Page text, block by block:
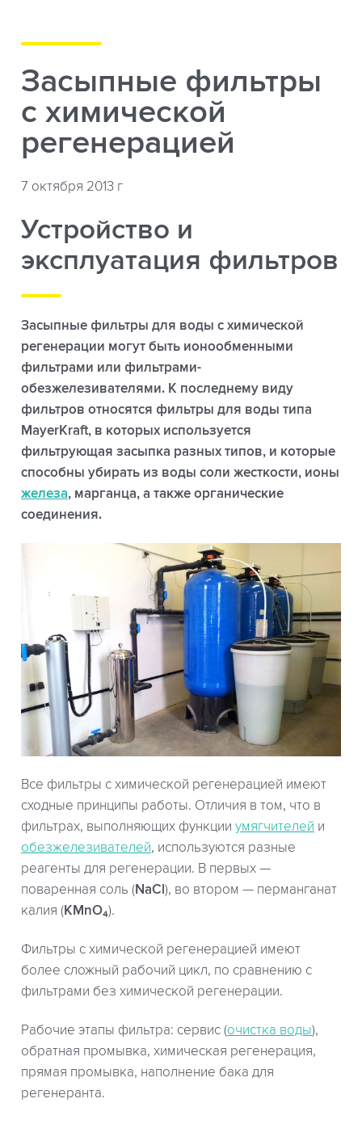
Засыпные фильтры
с химической
регенерацией
7 октября 2013 г
Устройство и
эксплуатация фильтров
Засыпные фильтры для воды с химической
регенерации могут быть ионообменными
фильтрами или фильтрами-
обезжелезивателями. К последнему виду
фильтров относятся фильтры для воды типа
MayerKraft, в которых используется
фильтрующая засыпка разных типов, и которые
способны убирать из воды соли жесткости, ионы
железа, марганца, а также органические
соединения.
Все фильтры с химической регенерацией имеют
сходные принципы работы. Отличия в том, что в
фильтрах, выполняющих функции умягчителей и
обезжелезивателей, используются разные
реагенты для регенерации. В первых —
поваренная соль (NaCl), во втором — перманганат
калия (KMnO₄).
Фильтры с химической регенерацией имеют
более сложный рабочий цикл, по сравнению с
фильтрами без химической регенерации.
Рабочие этапы фильтра: сервис (очистка воды),
обратная промывка, химическая регенерация,
прямая промывка, наполнение бака для
регенеранта.